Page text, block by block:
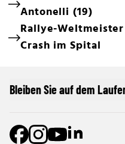
Antonelli (19)
Rallye-
Crash im Spital
Bleiben Sie auf dem